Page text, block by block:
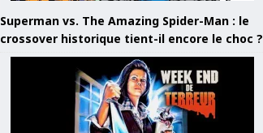
Superman vs. The Amazing Spider-Man : le
crossover historique tient-il encore le choc ?